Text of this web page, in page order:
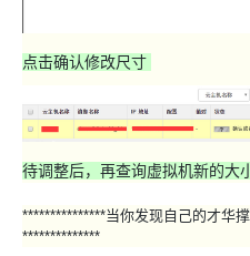
点击确认修改尺寸
待调整后，再查询虚拟机新的大
***************当你发现自己的才华
**************